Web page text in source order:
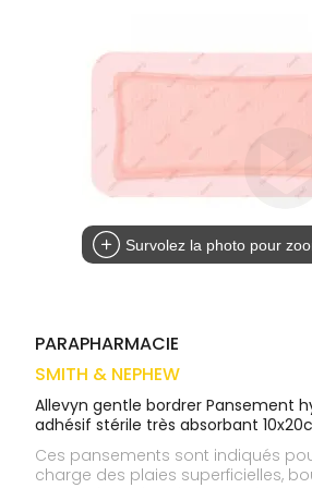
Solaire
EN
LIGNE
Survolez la photo pour
PARAPHARMACIE
SMITH & NEPHEW
Allevyn gentle bordrer Pansement
adhésif stérile très absorbant
Ces pansements sont indiqués
charge des plaies superficielles,